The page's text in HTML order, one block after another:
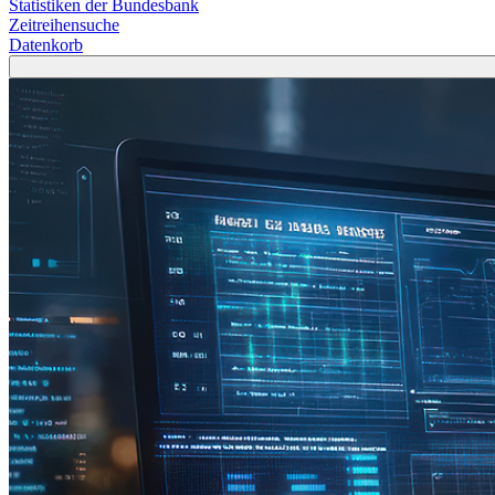
Statistiken der Bundesbank
Zeitreihensuche
Datenkorb